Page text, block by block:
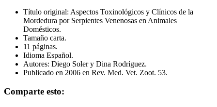
Título original: Aspectos Toxinológicos y Clínicos de la
Mordedura por Serpientes Venenosas en Animales
Domésticos.
Tamaño carta.
11 páginas.
Idioma Español.
Autores: Diego Soler y Dina Rodríguez.
Publicado en 2006 en Rev. Med. Vet. Zoot. 53.
Comparte esto: